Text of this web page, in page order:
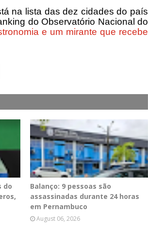
na lista das dez cidades do país
do Observatório Nacional do
e um mirante que recebe
do
Balanço: 9 pessoas são
assassinadas durante 24 horas
em Pernambuco
August 06, 2026